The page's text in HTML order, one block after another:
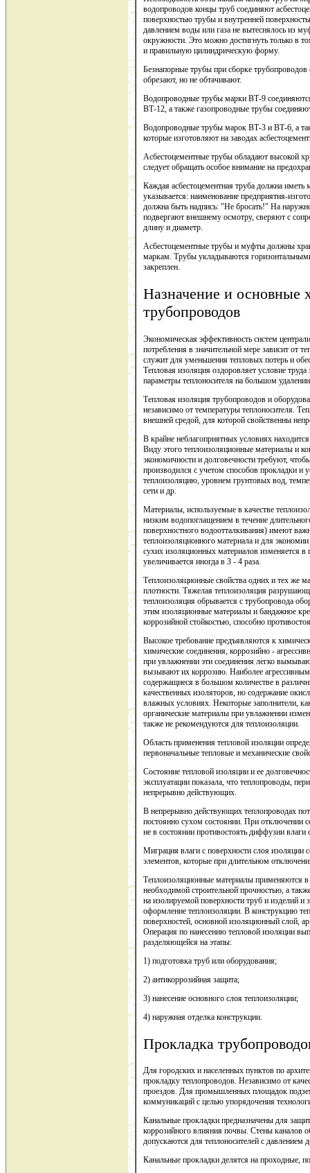
водопроводов концы труб соединяют
поверхностью трубы и внутренней
давлением воды или газа не вытеснялось из
окружности. Это можно достигнуть только в
и правильную цилиндрическую форму.
Безнапорные трубы при сборке
обрезают, но не обтачивают.
Водопроводные трубы марки ВТ-9
ВТ-12, а также газопроводные трубы
Водопроводные трубы марок ВТ-3 и ВТ-6, а
которые изготовляют на заводах
Асбестоцементные трубы обладают высокой
следует обращать особое внимание на
Каждая асбестоцементная труба должна
указывается: наименование предприятия-
должна быть надпись: "Не бросать!" На
подвергают внешнему осмотру, сверяют с
длину и диаметр.
Асбестоцементные трубы и муфты должны
маркам. Трубы укладываются
закреплен.
Назначение и основные
трубопроводов
Экономическая эффективность систем
потребления в значительной мере зависит от
служит для уменьшения тепловых потерь и
Тепловая изоляция оздоровляет условие
параметры теплоносителя на большом
Тепловая изоляция трубопроводов и
независимо от температуры теплоносителя.
внешней средой, для которой свойственны
В крайне неблагоприятных условиях
Виду этого теплоизоляционные материалы и
экономичности и долговечности требуют,
производился с учетом способов прокладки и
теплоизоляцию, уровнем грунтовых вод,
сети и др.
Материалы, используемые в качестве
низким водопоглащением в течение
поверхностного водоотталкивания) имеют
теплоизоляционного материала и для
сухих изоляционных материалов изменяется
увеличивается иногда в 3 - 4 раза.
Теплоизоляционные свойства одних и тех же
плотности. Тяжелая теплоизоляция
теплоизоляция обрывается с трубопровода
этим изоляционные материалы и бандажное
коррозийной стойкостью, способно
Высокое требование предъявляются к
химические соединения, коррозийно -
при увлажнении эти соединения легко
вызывают их коррозию. Наиболее
содержащиеся в большом количестве в
качественных изоляторов, но содержание
влажных условиях. Некоторые заполнители,
органические материалы при увлажнении
также не рекомендуются для теплоизоляции.
Область применения тепловой изоляции
первоначальные тепловые и механические
Состояние тепловой изоляции и ее
эксплуатации показала, что теплопроводы,
непрерывно действующих.
В непрерывно действующих теплопроводах
постоянно сухом состоянии. При отключении
не в состоянии противостоять диффузии
Миграция влаги с поверхности слоя
элементов, которые при длительном
Теплоизоляционные материалы применяются
необходимой строительной прочностью, а
на изолируемой поверхности труб и изделий
оформление теплоизоляции. В конструкцию
поверхностей, основной изоляционный слой,
Операция по нанесению тепловой изоляции
разделяющейся на этапы:
1) подготовка труб или оборудования;
2) антикоррозийная защита;
3) нанесение основного слоя теплоизоляции;
4) наружная отделка конструкции.
Прокладка
Для городских и населенных пунктов по
прокладку теплопроводов. Независимо от
проездов. Для промышленных площадок
коммуникаций с целью упорядочения
Канальные прокладки предназначены для
коррозийного влияния почвы. Стены каналов
допускаются для теплоносителей с
Канальные прокладки делятся на проходные,